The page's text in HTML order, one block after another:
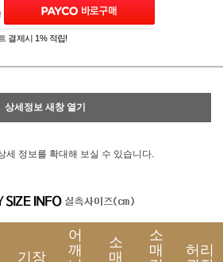
결제시 1% 적립!
상세정보 새창 열기
세 정보를 확대해 보실 수 있습니다.
기장
어
깨
소
매
소
매
허리